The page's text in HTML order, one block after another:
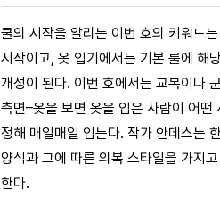
쿨의 시작을 알리는 이번 호의 키워드
시작이고, 옷 입기에서는 기본 룰에 해
개성이 된다. 이번 호에서는 교복이나
측면–옷을 보면 옷을 입은 사람이 어
정해 매일매일 입는다. 작가 안데스는
양식과 그에 따른 의복 스타일을 가지
한다.